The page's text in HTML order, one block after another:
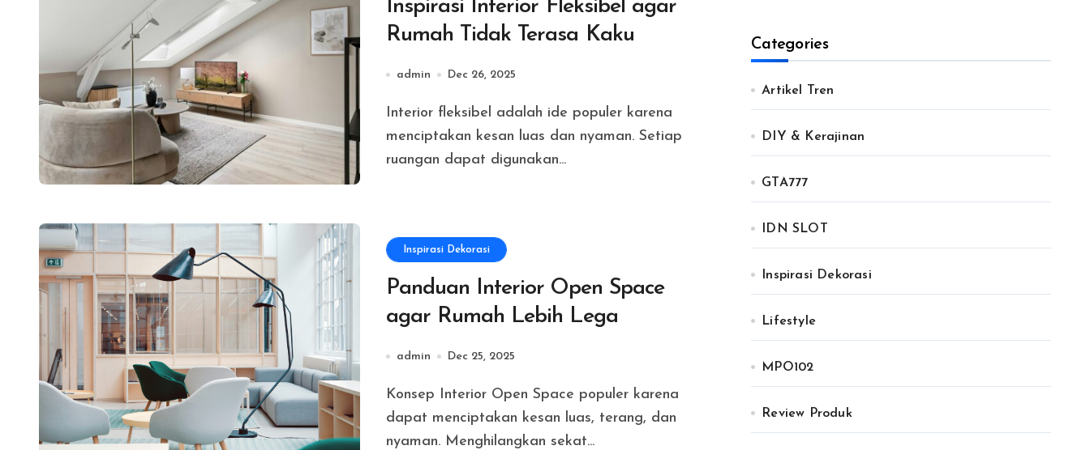
Inspirasi Interior Fleksibel agar
Rumah Tidak Terasa Kaku
admin Dec 26, 2025
menciptakan kesan luas dan nyaman. Setiap
ruangan dapat digunakan...
Inspirasi Dekorasi
Panduan Interior Open Space
agar Rumah Lebih Lega
admin Dec 25, 2025
Konsep Interior Open Space populer karena
dapat menciptakan kesan luas, terang, dan
nyaman. Menghilangkan sekat...
Categories
Artikel Tren
DIY & Kerajinan
GTA777
IDN SLOT
Inspirasi Dekorasi
Lifestyle
MPO102
Review Produk